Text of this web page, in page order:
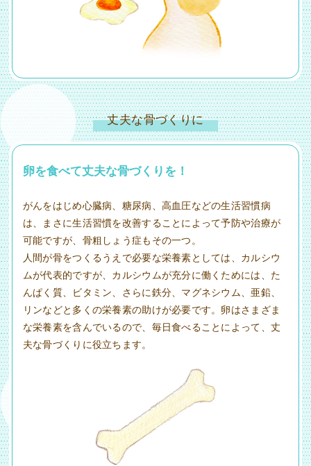
丈夫な骨づくりに
卵を食べて丈夫な骨づくりを！
がんをはじめ心臓病、糖尿病、高血圧などの生活習慣病
は、まさに生活習慣を改善することによって予防や治療が
可能ですが、骨粗しょう症もその一つ。
人間が骨をつくるうえで必要な栄養素としては、カルシウ
ムが代表的ですが、カルシウムが充分に働くためには、た
んぱく質、ビタミン、さらに鉄分、マグネシウム、亜鉛、
リンなどと多くの栄養素の助けが必要です。卵はさまざま
な栄養素を含んでいるので、毎日食べることによって、丈
夫な骨づくりに役立ちます。